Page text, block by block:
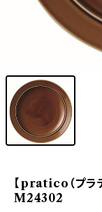
【pratico（プラ
M24302